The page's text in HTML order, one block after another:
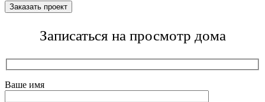
Записаться на просмотр дома
Ваше имя